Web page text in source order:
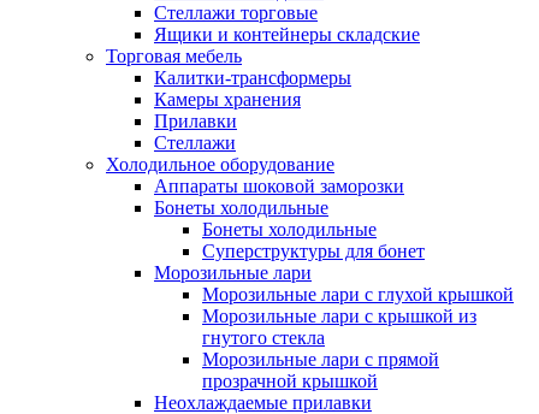
Стеллажи торговые
Ящики и контейнеры складские
Торговая мебель
Калитки-трансформеры
Камеры хранения
Прилавки
Стеллажи
Холодильное оборудование
Аппараты шоковой заморозки
Бонеты холодильные
Бонеты холодильные
Суперструктуры для бонет
Морозильные лари
Морозильные лари с глухой крышкой
Морозильные лари с крышкой из
гнутого стекла
Морозильные лари с прямой
прозрачной крышкой
Неохлаждаемые прилавки